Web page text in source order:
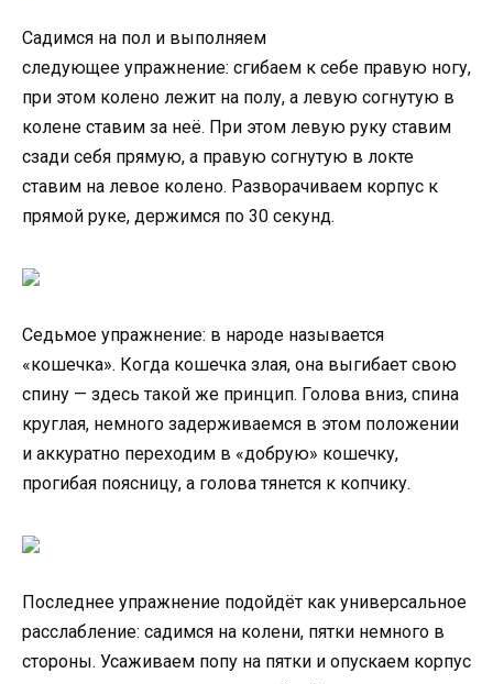
Садимся на пол и выполняем
следующее упражнение: сгибаем к себе правую ногу,
при этом колено лежит на полу, а левую согнутую в
колене ставим за неё. При этом левую руку ставим
сзади себя прямую, а правую согнутую в локте
ставим на левое колено. Разворачиваем корпус к
прямой руке, держимся по 30 секунд.
Седьмое упражнение: в народе называется
«кошечка». Когда кошечка злая, она выгибает свою
спину — здесь такой же принцип. Голова вниз, спина
круглая, немного задерживаемся в этом положении
и аккуратно переходим в «добрую» кошечку,
прогибая поясницу, а голова тянется к копчику.
Последнее упражнение подойдёт как универсальное
расслабление: садимся на колени, пятки немного в
стороны. Усаживаем попу на пятки и опускаем корпус